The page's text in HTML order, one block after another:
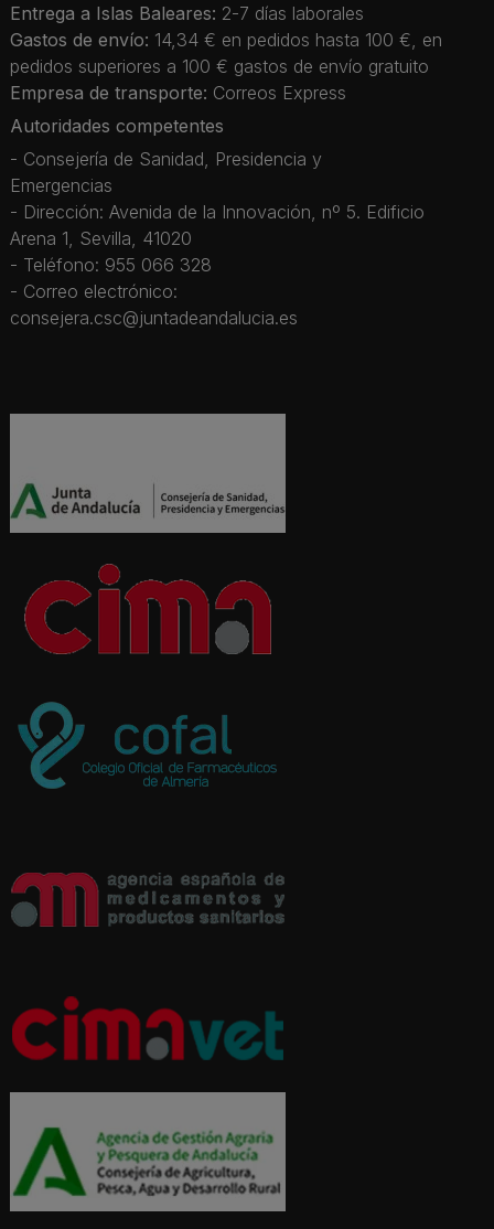
Entrega a Islas Baleares: 2-7 días laborales
Gastos de envío: 14,34 € en pedidos hasta 100 €, en
pedidos superiores a 100 € gastos de envío gratuito
Empresa de transporte: Correos Express
Autoridades competentes
- Consejería de Sanidad, Presidencia y
Emergencias
- Dirección: Avenida de la Innovación, nº 5. Edificio
Arena 1, Sevilla, 41020
- Teléfono: 955 066 328
- Correo electrónico:
consejera.csc@juntadeandalucia.es